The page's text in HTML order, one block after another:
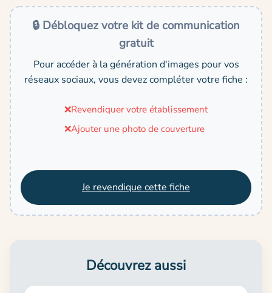
🔒 Débloquez votre kit de communication
gratuit
Pour accéder à la génération d'images pour vos
réseaux sociaux, vous devez compléter votre fiche :
❌Revendiquer votre établissement
❌Ajouter une photo de couverture
Je revendique cette fiche
Découvrez aussi